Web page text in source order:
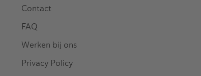
Contact
FAQ
Werken bij ons
Privacy Policy